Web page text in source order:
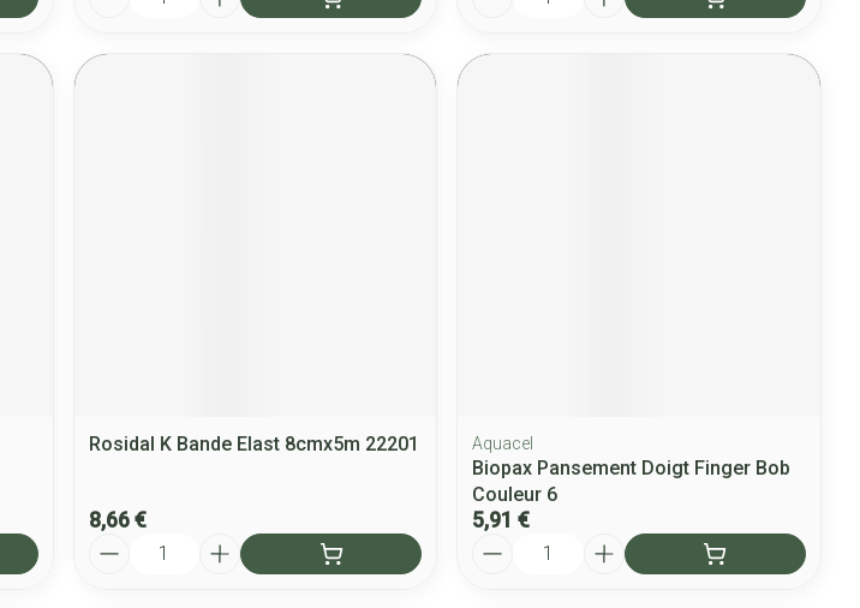
Rosidal K Bande Elast 8cmx5m 22201
8,66 €
Quantité
Aquacel
Biopax Pansement Doigt Finger Bob
Couleur 6
5,91 €
Quantité